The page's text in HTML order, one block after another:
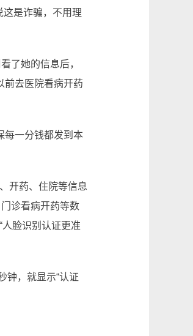
是诈骗，不用理
了她的信息后，
前去医院看病开药
一分钱都发到本
开药、住院等信息
诊看病开药等数
脸识别认证更准
钟，就显示“认证